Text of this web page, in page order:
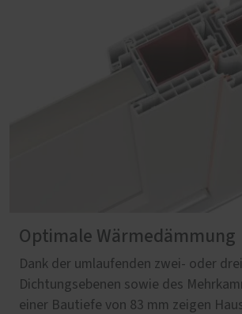
Optimale Wärmedämmung
Dank der umlaufenden zwei- oder
Dichtungsebenen sowie des
einer Bautiefe von 83 mm zeigen